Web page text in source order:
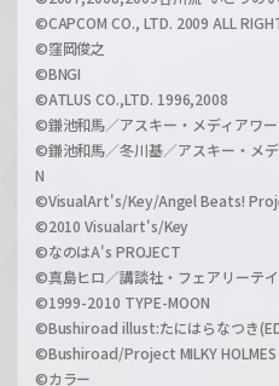
©CAPCOM CO., LTD. 2009 ALL
©窪岡俊之
©BNGI
©ATLUS CO.,LTD. 1996,2008
©鎌池和馬／アスキー・メディアワー
©鎌池和馬／冬川基／アスキー・メ
N
©VisualArt's/Key/Angel Beats!
©2010 Visualart's/Key
©なのはA's PROJECT
©真島ヒロ／講談社・フェアリーテ
©1999-2010 TYPE-MOON
©Bushiroad illust:たにはらなつき
©Bushiroad/Project MILKY HOLMES
©カラー